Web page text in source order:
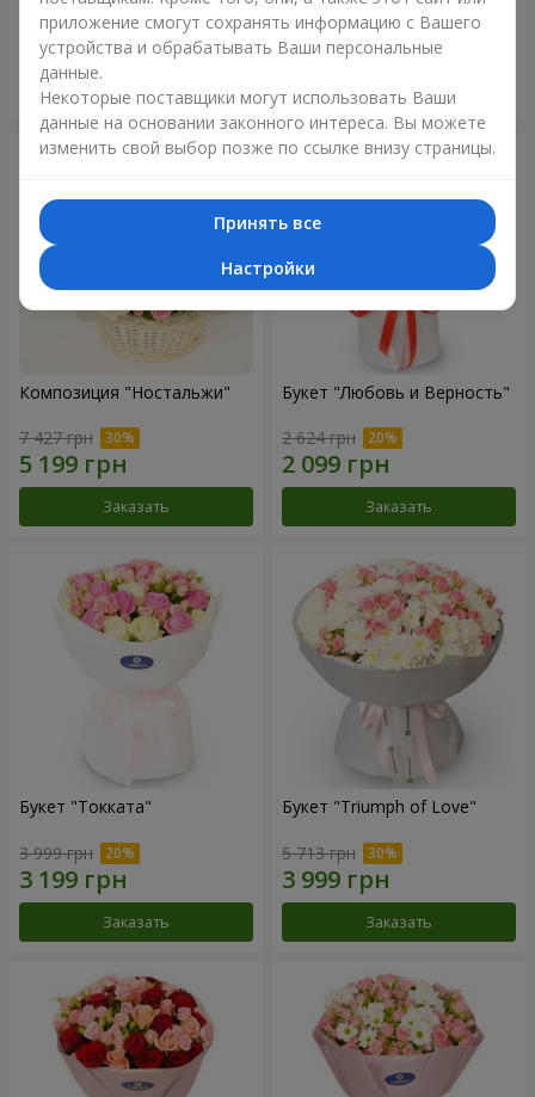
3 128 грн
Заказать
4 856 грн
Заказать
Композиция "Ностальжи"
7 427 грн
Заказать
Букет "Любовь и Верность"
2 624 грн
Заказать
Букет "Токката"
3 999 грн
Заказать
Букет "Triumph of Love"
5 713 грн
Заказать
приложение смогут сохранять информацию с Вашего
устройства и обрабатывать Ваши персональные
данные.
Некоторые поставщики могут использовать Ваши
данные на основании законного интереса. Вы можете
изменить свой выбор позже по ссылке внизу страницы.
Принять все
Настройки